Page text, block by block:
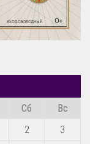
Сб
Вс
2
3